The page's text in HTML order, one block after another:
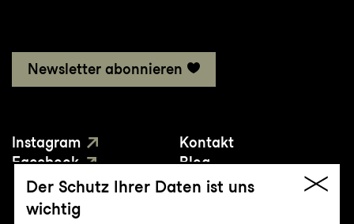
Newsletter abonnieren
Instagram
Facebook
YouTube
Kontakt
Blog
Presse
Der Schutz Ihrer Daten ist uns
wichtig